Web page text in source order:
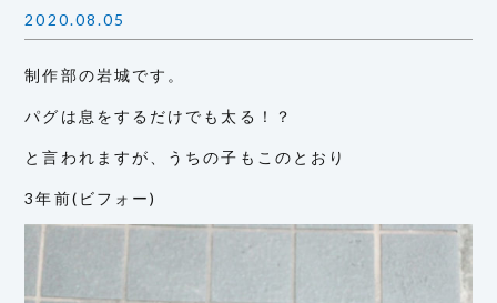
2020.08.05
制作部の岩城です。
パグは息をするだけでも太る！？
と言われますが、うちの子もこのとおり
3年前(ビフォー)